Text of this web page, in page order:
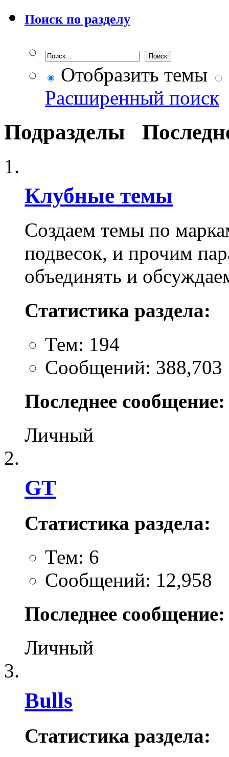
Поиск по разделу
Отобразить темы
Расширенный поиск
Подразделы
Клубные темы
Создаем темы по
подвесок, и прочим
объединять и
Статистика раздела:
Тем: 194
Сообщений: 388,703
Последнее сообщение:
Личный
GT
Статистика раздела:
Тем: 6
Сообщений: 12,958
Последнее сообщение:
Личный
Bulls
Статистика раздела: